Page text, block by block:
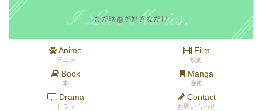
Anime
アニメ
Film
映画
Book
本
Manga
漫画
Drama
ドラマ
Contact
お問い合わせ